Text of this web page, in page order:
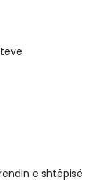
e shtëpisë